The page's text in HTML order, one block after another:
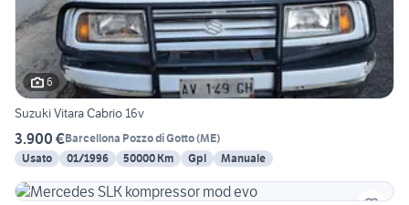
6
Suzuki Vitara Cabrio 16v
3.900 €Barcellona Pozzo di Gotto(ME)
Usato
01/1996 50000 Km Gpl Manuale